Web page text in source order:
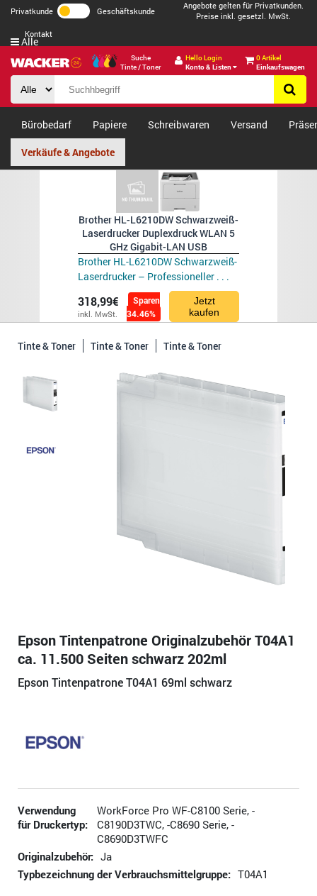
Privatkunde Geschäftskunde
Angebote gelten für Privatkunden.
Preise inkl. gesetzl. MwSt.
Kontakt
Suche
Tinte / Toner
Hello Login
Konto & Listen
0 Artikel
Einkaufswagen
Alle
Bürobedarf Papiere Schreibwaren Versand
Verkäufe & Angebote
Brother HL-L6210DW Schwarzweiß-
Laserdrucker Duplexdruck WLAN 5
GHz Gigabit-LAN USB
Brother HL-L6210DW Schwarzweiß-
Laserdrucker – Professioneller . . .
318,99€
inkl. MwSt.
Sparen
34.46%
Jetzt
kaufen
Tinte & Toner Tinte & Toner Tinte & Toner
Epson Tintenpatrone Originalzubehör T04A1
ca. 11.500 Seiten schwarz 202ml
Epson Tintenpatrone T04A1 69ml schwarz
Verwendung
für Druckertyp:
WorkForce Pro WF-C8100 Serie, -
C8190D3TWC, -C8690 Serie, -
C8690D3TWFC
Originalzubehör: Ja
Typbezeichnung der Verbrauchsmittelgruppe: T04A1